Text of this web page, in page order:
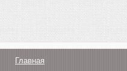
Главная